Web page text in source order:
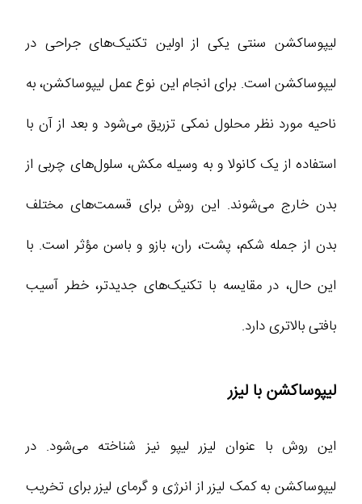
لیپوساکشن سنتی یکی از اولین تکنیک‌های جراحی در
لیپوساکشن است. برای انجام این نوع عمل لیپوساکشن، به
ناحیه مورد نظر محلول نمکی تزریق می‌شود و بعد از آن با
استفاده از یک کانولا و به وسیله مکش، سلول‌های چربی از
بدن خارج می‌شوند. این روش برای قسمت‌های مختلف
بدن از جمله شکم، پشت، ران، بازو و باسن مؤثر است. با
این حال، در مقایسه با تکنیک‌های جدیدتر، خطر آسیب
بافتی بالاتری دارد.
لیپوساکشن با لیزر
این روش با عنوان لیزر لیپو نیز شناخته می‌شود. در
لیپوساکشن به کمک لیزر از انرژی و گرمای لیزر برای تخریب